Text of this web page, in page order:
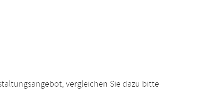
vergleichen Sie dazu bitte